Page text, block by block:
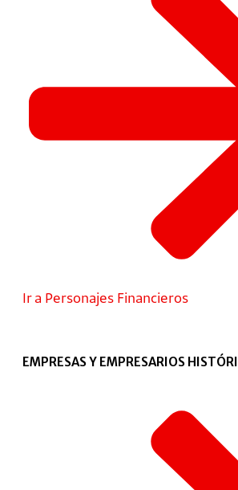
Ir a Personajes Financieros
EMPRESAS Y EMPRESARIOS